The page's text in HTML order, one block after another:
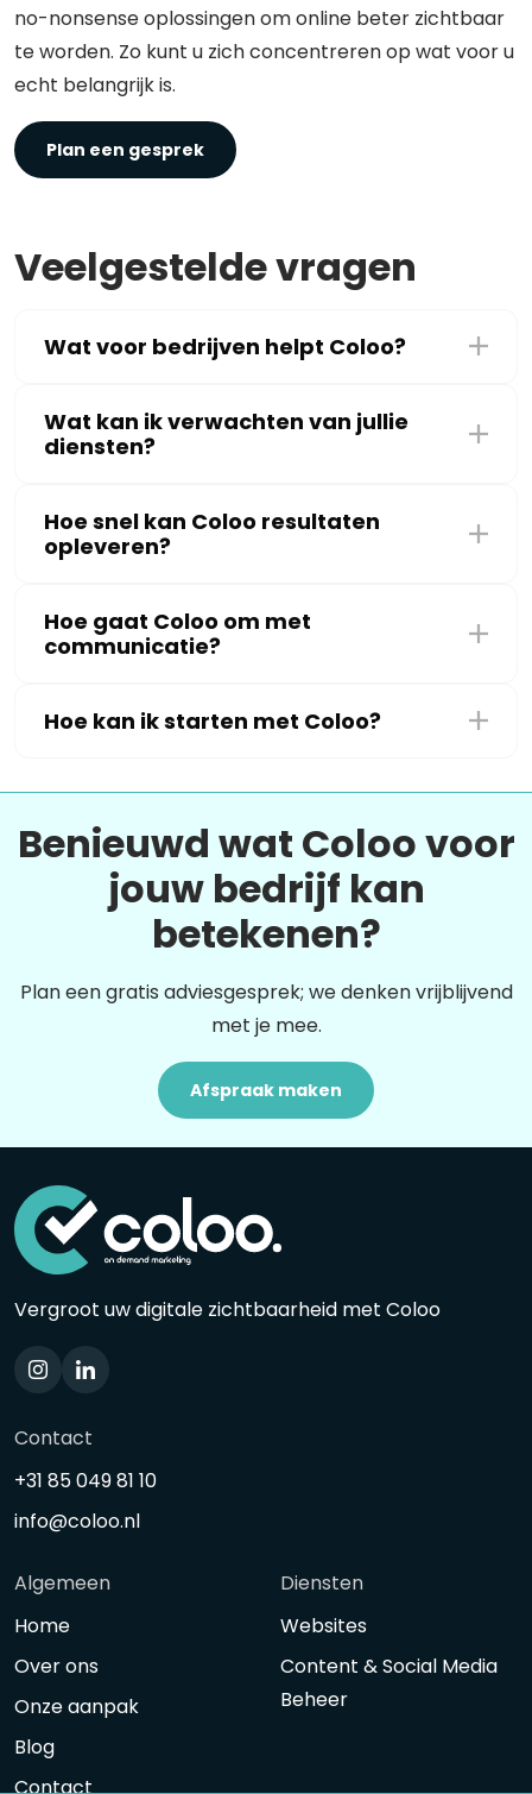
no-nonsense oplossingen om online beter zichtbaar
te worden. Zo kunt u zich concentreren op wat voor u
echt belangrijk is.
Plan een gesprek
Veelgestelde vragen
Wat voor bedrijven helpt Coloo?
Wat kan ik verwachten van jullie
diensten?
Hoe snel kan Coloo resultaten
opleveren?
Hoe gaat Coloo om met
communicatie?
Hoe kan ik starten met Coloo?
Benieuwd wat Coloo voor
jouw bedrijf kan
betekenen?
Plan een gratis adviesgesprek; we denken vrijblijvend
met je mee.
Afspraak maken
Vergroot uw digitale zichtbaarheid met Coloo
Contact
+31 85 049 81 10
info@coloo.nl
Algemeen
Home
Over ons
Onze aanpak
Blog
Contact
Diensten
Websites
Content & Social Media
Beheer